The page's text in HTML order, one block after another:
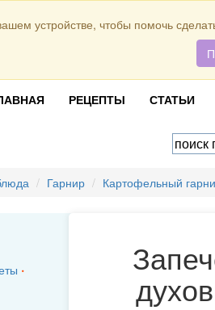
РЕЦЕПТЫ СТАТЬИ
Гарнир Картофельный
устройстве, чтобы помочь